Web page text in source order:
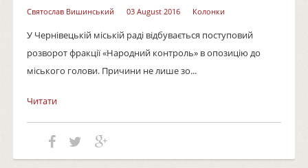
Святослав Вишинський 03 August 2016 Колонки
У Чернівецькій міській раді відбувається поступовий
розворот фракції «Народний контроль» в опозицію до
міського голови. Причини не лише зо...
Читати